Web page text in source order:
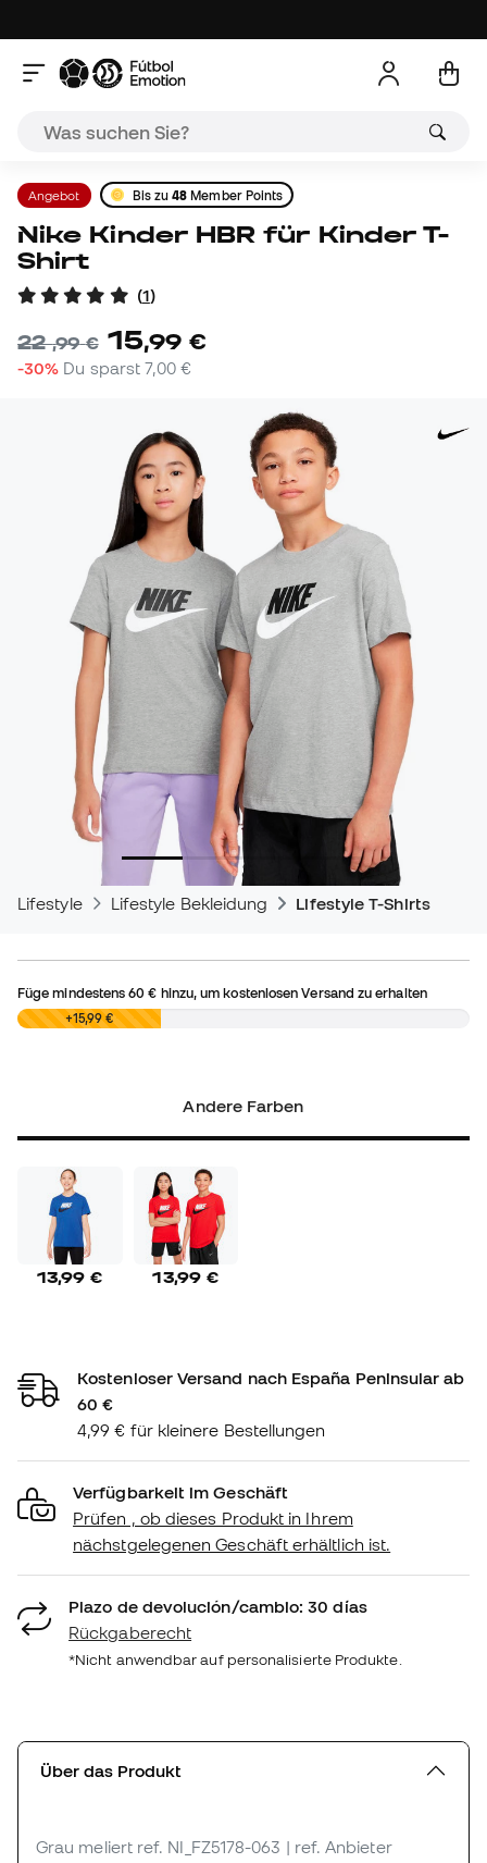
Angebot Bis zu48 Member Points
Nike Kinder HBR für Kinder T-
Shirt
(1)
22,99 € 15,99 €
-30% Du sparst7,00 €
Lifestyle Lifestyle Bekleidung Lifestyle T-Shirts
Füge mindestens60 € hinzu, um kostenlosen Versand zu erhalten
0,00 € +15,99 €
Andere Farben
13,99 € 13,99 €
Kostenloser Versand nach España Peninsular ab
60 €
4,99 € für kleinere Bestellungen
Verfügbarkeit im Geschäft
Prüfen , ob dieses Produkt in Ihrem
nächstgelegenen Geschäft erhältlich ist.
Plazo de devolución/cambio: 30 días
Rückgaberecht
*Nicht anwendbar auf personalisierte Produkte.
Über das Produkt
Grau meliert ref. NI_FZ5178-063 | ref. Anbieter